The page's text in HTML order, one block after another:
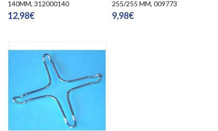
140MM, 312000140
12,98€
255/255 MM, 009773
9,98€